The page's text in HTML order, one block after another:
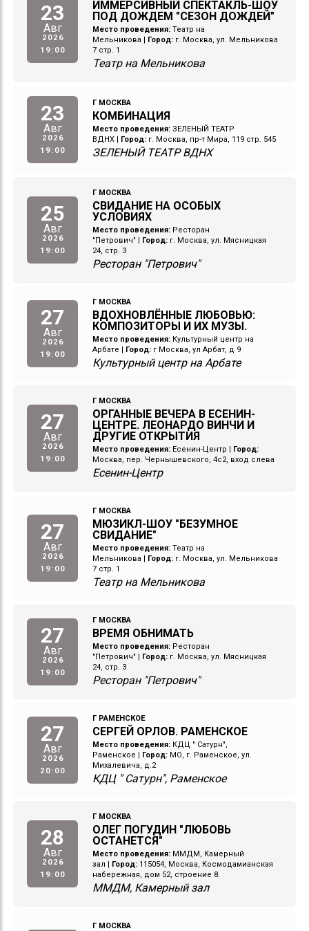
23
Авг
2026
19:00
ИММЕРСИВНЫЙ СПЕКТАКЛЬ-ШОУ
ПОД ДОЖДЕМ "СЕЗОН ДОЖДЕЙ"
Место проведения: Театр на
Мельникова | Город: г. Москва, ул. Мельникова
7 стр. 1
Театр на Мельникова
23
Авг
2026
19:00
Г МОСКВА
КОМБИНАЦИЯ
Место проведения: ЗЕЛЕНЫЙ ТЕАТР
ВДНХ | Город: г. Москва, пр-т Мира, 119 стр. 545
ЗЕЛЕНЫЙ ТЕАТР ВДНХ
25
Авг
2026
19:00
Г МОСКВА
СВИДАНИЕ НА ОСОБЫХ
УСЛОВИЯХ
Место проведения: Ресторан
"Петрович" | Город: г. Москва, ул. Мясницкая
24, стр. 3
Ресторан "Петрович"
27
Авг
2026
19:00
Г МОСКВА
ВДОХНОВЛЁННЫЕ ЛЮБОВЬЮ:
КОМПОЗИТОРЫ И ИХ МУЗЫ.
Место проведения: Культурный центр на
Арбате | Город: г Москва, ул Арбат, д 9
Культурный центр на Арбате
27
Авг
2026
19:00
Г МОСКВА
ОРГАННЫЕ ВЕЧЕРА В ЕСЕНИН-
ЦЕНТРЕ. ЛЕОНАРДО ВИНЧИ И
ДРУГИЕ ОТКРЫТИЯ
Место проведения: Есенин-Центр | Город:
Москва, пер. Чернышевского, 4с2, вход слева
Есенин-Центр
27
Авг
2026
19:00
Г МОСКВА
МЮЗИКЛ-ШОУ "БЕЗУМНОЕ
СВИДАНИЕ"
Место проведения: Театр на
Мельникова | Город: г. Москва, ул. Мельникова
7 стр. 1
Театр на Мельникова
27
Авг
2026
19:00
Г МОСКВА
ВРЕМЯ ОБНИМАТЬ
Место проведения: Ресторан
"Петрович" | Город: г. Москва, ул. Мясницкая
24, стр. 3
Ресторан "Петрович"
27
Авг
2026
20:00
Г РАМЕНСКОЕ
СЕРГЕЙ ОРЛОВ. РАМЕНСКОЕ
Место проведения: КДЦ " Сатурн",
Раменское | Город: МО, г. Раменское, ул.
Михалевича, д.2
КДЦ " Сатурн", Раменское
28
Авг
2026
19:00
Г МОСКВА
ОЛЕГ ПОГУДИН "ЛЮБОВЬ
ОСТАНЕТСЯ"
Место проведения: ММДМ, Камерный
зал | Город: 115054, Москва, Космодамианская
набережная, дом 52, строение 8.
ММДМ, Камерный зал
Г МОСКВА